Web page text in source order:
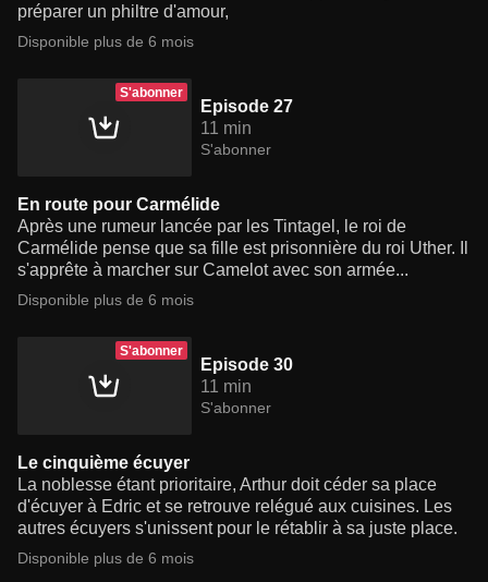
préparer un philtre d'amour,
Disponible plus de 6 mois
S'abonner
Episode 27
11 min
S'abonner
En route pour Carmélide
Après une rumeur lancée par les Tintagel, le roi de
Carmélide pense que sa fille est prisonnière du roi Uther. Il
s'apprête à marcher sur Camelot avec son armée...
Disponible plus de 6 mois
S'abonner
Episode 30
11 min
S'abonner
Le cinquième écuyer
La noblesse étant prioritaire, Arthur doit céder sa place
d'écuyer à Edric et se retrouve relégué aux cuisines. Les
autres écuyers s'unissent pour le rétablir à sa juste place.
Disponible plus de 6 mois